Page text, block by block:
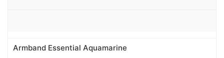
Armband Essential Aquamarine